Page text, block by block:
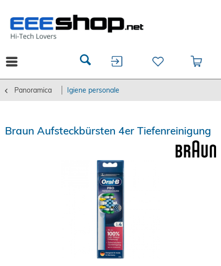
Panoramica Igiene personale
Braun Aufsteckbürsten 4er Tiefenreinigung